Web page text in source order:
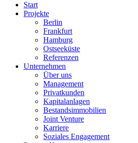
Start
Projekte
Berlin
Frankfurt
Hamburg
Ostseeküste
Referenzen
Unternehmen
Über uns
Management
Privatkunden
Kapitalanlagen
Bestandsimmobilien
Joint Venture
Karriere
Soziales Engagement